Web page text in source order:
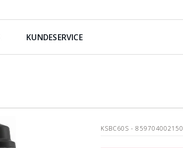
KUNDESERVICE
KSBC60S- 859704002150